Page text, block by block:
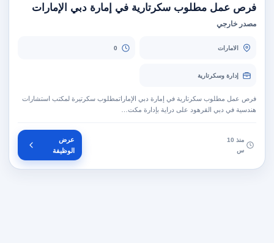
فرص عمل مطلوب سكرتارية في إمارة دبي الإمارات
مصدر خارجي
الامارات 0
إدارة وسكرتارية
فرص عمل مطلوب سكرتارية في إمارة دبي الإماراتمطلوب سكرتيرة لمكتب استشارات
هندسية في دبي القرهود على دراية بإدارة مكت…
منذ 10
س
عرض
الوظيفة